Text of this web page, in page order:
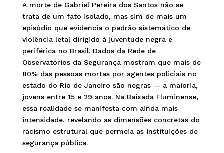
A morte de Gabriel Pereira dos Santos não se
trata de um fato isolado, mas sim de mais um
episódio que evidencia o padrão sistemático de
violência letal dirigido à juventude negra e
periférica no Brasil. Dados da Rede de
Observatórios da Segurança mostram que mais de
80% das pessoas mortas por agentes policiais no
estado do Rio de Janeiro são negras — a maioria,
jovens entre 15 e 29 anos. Na Baixada Fluminense,
essa realidade se manifesta com ainda mais
intensidade, revelando as dimensões concretas do
racismo estrutural que permeia as instituições de
segurança pública.